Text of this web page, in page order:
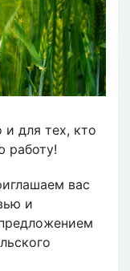
и для тех, кто
работу!
вас
и